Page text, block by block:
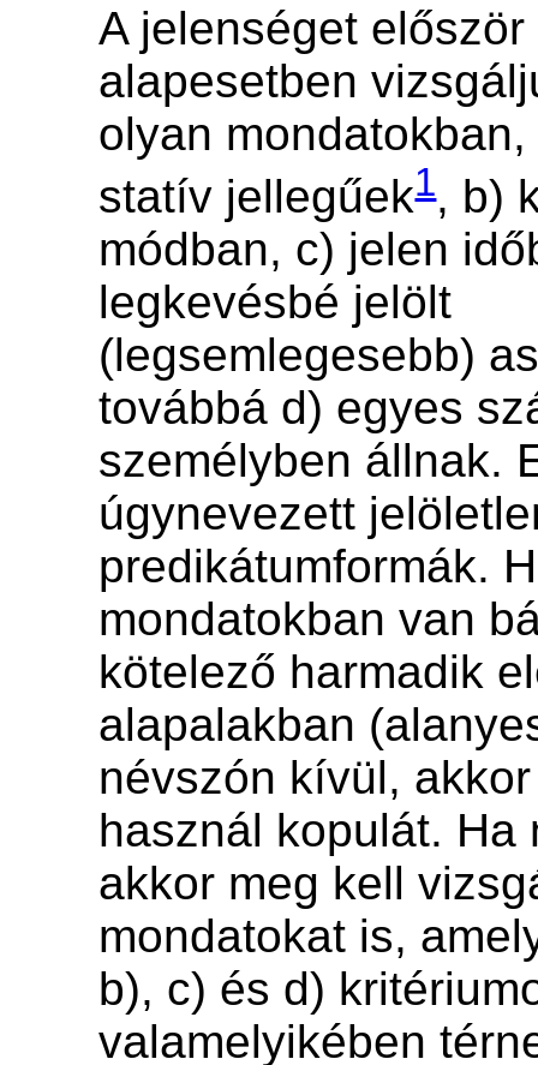
A jelenséget először
alapesetben
olyan
statív jellegűek1, b)
módban, c) jelen
legkevésbé jelölt
(legsemlegesebb)
továbbá d) egyes
személyben állnak.
úgynevezett
predikátumformák.
mondatokban van
kötelező harmadik
alapalakban
névszón kívül,
használ kopulát. Ha
akkor meg kell
mondatokat is,
b), c) és d)
valamelyikében